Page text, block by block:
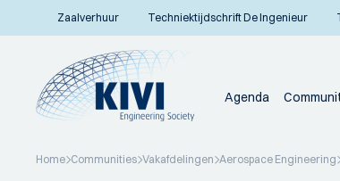
Zaalverhuur Techniektijdschrift De Ingenieur
Agenda
Home Communities Vakafdelingen Aerospace Engineering